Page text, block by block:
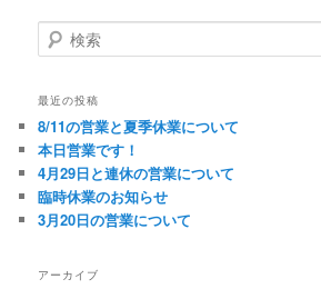
検
索
最近の投稿
8/11の営業と夏季休業について
本日営業です！
4月29日と連休の営業について
臨時休業のお知らせ
3月20日の営業について
アーカイブ